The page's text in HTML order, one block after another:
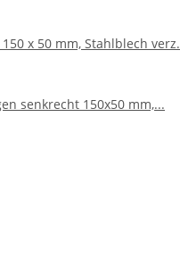
x 50 mm, Stahlblech verz.